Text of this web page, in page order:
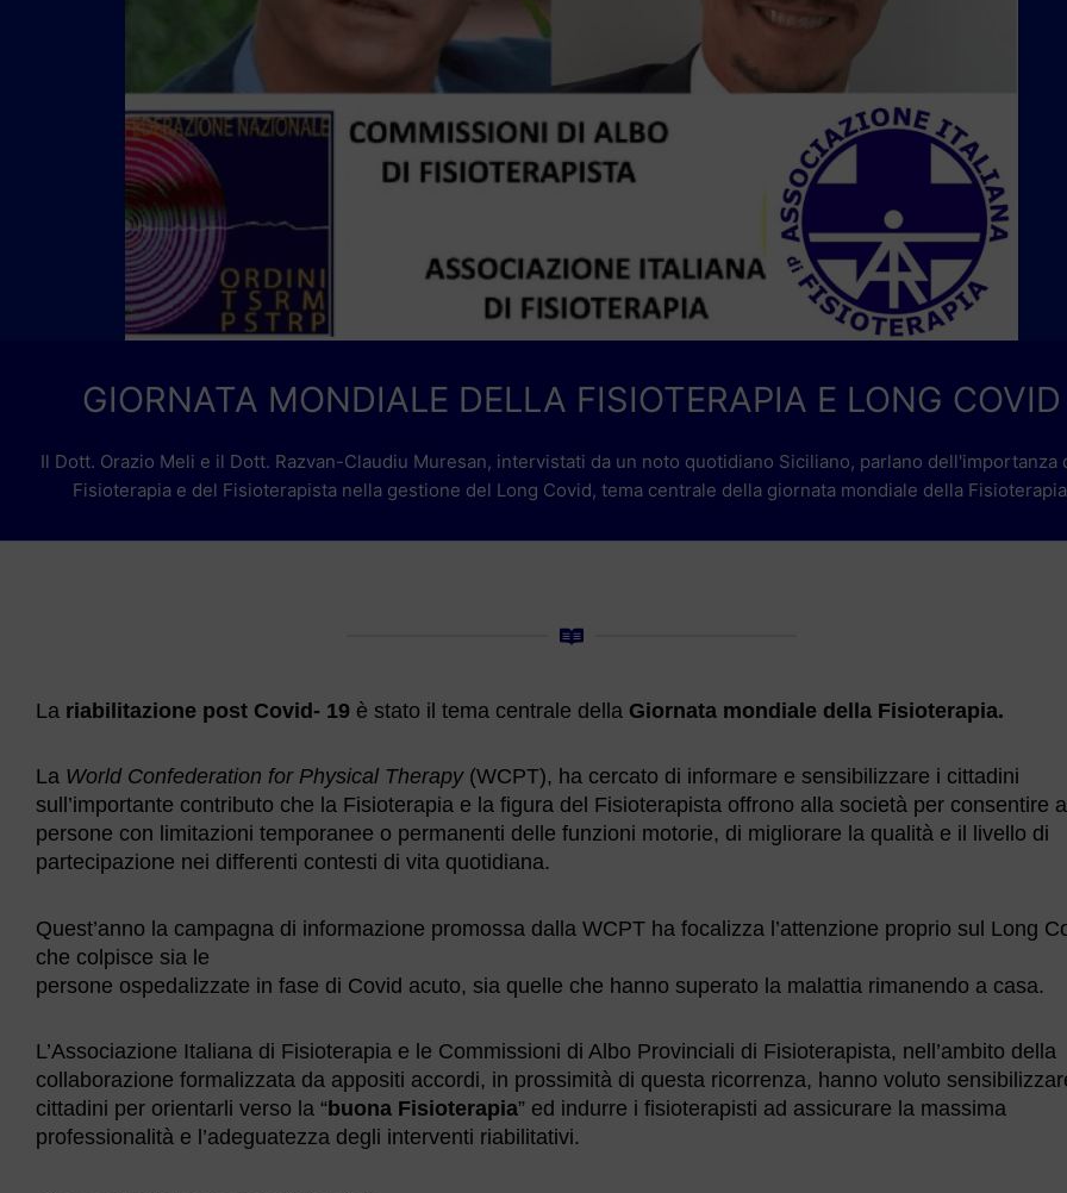
GIORNATA MONDIALE DELLA FISIOTERAPIA E LONG COVID
Il Dott. Orazio Meli e il Dott. Razvan-Claudiu Muresan, intervistati da un noto quotidiano Siciliano, parlano dell'importanza
Fisioterapia e del Fisioterapista nella gestione del Long Covid, tema centrale della giornata mondiale della
La riabilitazione post Covid- 19 è stato il tema centrale della Giornata mondiale della Fisioterapia.
La World Confederation for Physical Therapy(WCPT), ha cercato di informare e sensibilizzare i cittadini
sull’importante contributo che la Fisioterapia e la figura del Fisioterapista offrono alla società per consentire
persone con limitazioni temporanee o permanenti delle funzioni motorie, di migliorare la qualità e il livello di
partecipazione nei differenti contesti di vita quotidiana.
Quest’anno la campagna di informazione promossa dalla WCPT ha focalizza l’attenzione proprio sul Long
che colpisce sia le
persone ospedalizzate in fase di Covid acuto, sia quelle che hanno superato la malattia rimanendo a casa.
L’Associazione Italiana di Fisioterapia e le Commissioni di Albo Provinciali di Fisioterapista, nell’ambito della
collaborazione formalizzata da appositi accordi, in prossimità di questa ricorrenza, hanno voluto
cittadini per orientarli verso la “ buona Fisioterapia” ed indurre i fisioterapisti ad assicurare la massima
professionalità e l’adeguatezza degli interventi riabilitativi.